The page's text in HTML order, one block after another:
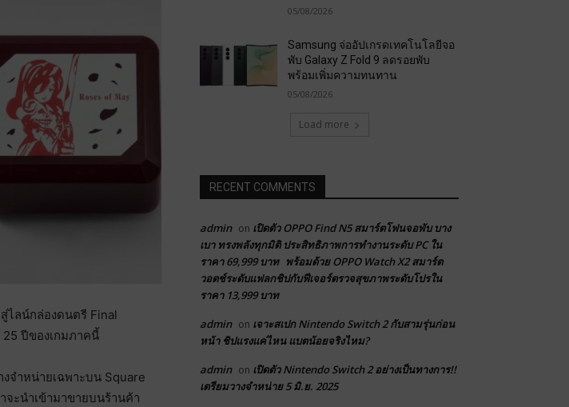
สู่ไลน์กล่องดนตรี Final
ปีของเกมภาคนี้
จำหน่ายเฉพาะบน Square
ะนำเข้ามาขายบนร้านค้า
05/08/2026
Samsung จ่ออัปเกรดเทคโนโลยีจอ
พับ Galaxy Z Fold 9 ลดรอยพับ
พร้อมเพิ่มความทนทาน
05/08/2026
Load more
RECENT COMMENTS
admin on เปิดตัว OPPO Find N5 สมาร์ตโฟนจอพับ บาง
เบา ทรงพลังทุกมิติ ประสิทธิภาพการทำงานระดับ PC ใน
ราคา 69,999 บาท พร้อมด้วย OPPO Watch X2 สมาร์ต
วอตช์ระดับแฟลกชิปกับฟีเจอร์ตรวจสุขภาพระดับโปรใน
ราคา 13,999 บาท
admin on เจาะสเปก Nintendo Switch 2 กับสามรุ่นก่อน
หน้า ชิปแรงแค่ไหน แบตน้อยจริงไหม?
admin on เปิดตัว Nintendo Switch 2 อย่างเป็นทางการ!!
เตรียมวางจำหน่าย 5 มิ.ย. 2025